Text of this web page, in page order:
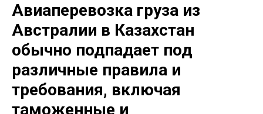
Авиаперевозка груза из
Австралии в Казахстан
обычно подпадает под
различные правила и
требования, включая
таможенные и